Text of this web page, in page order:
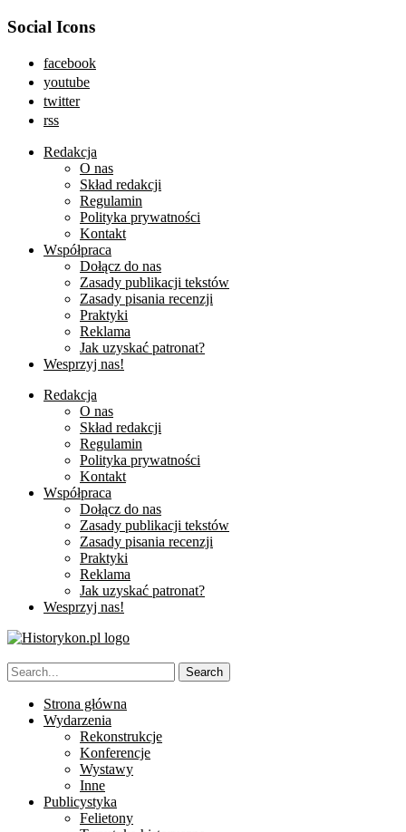
Social Icons
facebook
youtube
twitter
rss
Redakcja
O nas
Skład redakcji
Regulamin
Polityka prywatności
Kontakt
Współpraca
Dołącz do nas
Zasady publikacji tekstów
Zasady pisania recenzji
Praktyki
Reklama
Jak uzyskać patronat?
Wesprzyj nas!
Redakcja
O nas
Skład redakcji
Regulamin
Polityka prywatności
Kontakt
Współpraca
Dołącz do nas
Zasady publikacji tekstów
Zasady pisania recenzji
Praktyki
Reklama
Jak uzyskać patronat?
Wesprzyj nas!
Strona główna
Wydarzenia
Rekonstrukcje
Konferencje
Wystawy
Inne
Publicystyka
Felietony